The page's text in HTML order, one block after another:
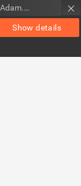
Show details
Perłowski, Adam. Red.